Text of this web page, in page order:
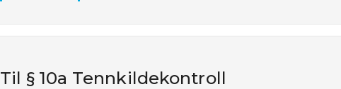
Til § 10a Tennkildekontroll